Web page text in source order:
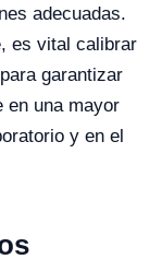
adecuadas.
es vital calibrar
garantizar
en una mayor
y en el